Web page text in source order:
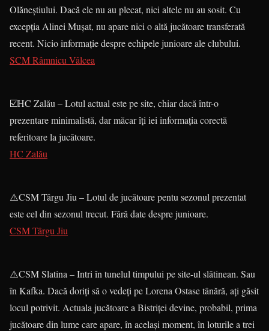
Olăneștiului. Dacă ele nu au plecat, nici altele nu au sosit. Cu
excepția Alinei Mușat, nu apare nici o altă jucătoare transferată
recent. Nicio informație despre echipele junioare ale clubului.
SCM Râmnicu Vâlcea
☑️HC Zalău – Lotul actual este pe site, chiar dacă într-o
prezentare minimalistă, dar măcar îți iei informația corectă
referitoare la jucătoare.
HC Zalău
⚠️CSM Târgu Jiu – Lotul de jucătoare pentu sezonul prezentat
este cel din sezonul trecut. Fără date despre junioare.
CSM Târgu Jiu
⚠️CSM Slatina – Intri în tunelul timpului pe site-ul slătinean. Sau
în Kafka. Dacă doriți să o vedeți pe Lorena Ostase tânără, ați găsit
locul potrivit. Actuala jucătoare a Bistriței devine, probabil, prima
jucătoare din lume care apare, în același moment, în loturile a trei